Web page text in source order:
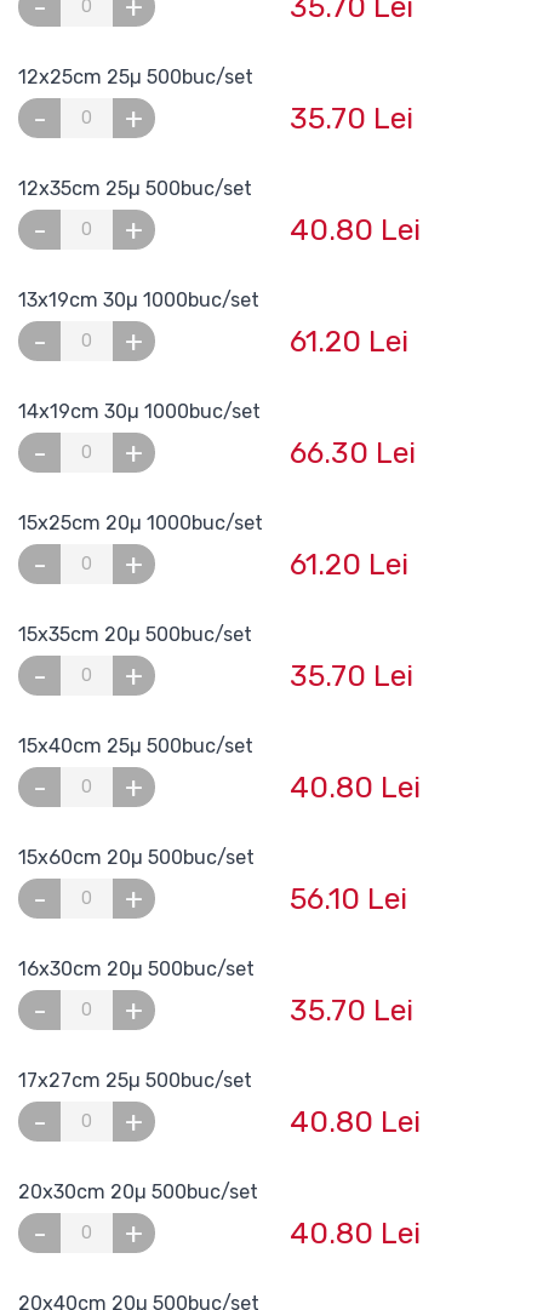
- + 35.70 Lei
12x25cm 25µ 500buc/set
- + 35.70 Lei
12x35cm 25µ 500buc/set
- + 40.80 Lei
13x19cm 30µ 1000buc/set
- + 61.20 Lei
14x19cm 30µ 1000buc/set
- + 66.30 Lei
15x25cm 20µ 1000buc/set
- + 61.20 Lei
15x35cm 20µ 500buc/set
- + 35.70 Lei
15x40cm 25µ 500buc/set
- + 40.80 Lei
15x60cm 20µ 500buc/set
- + 56.10 Lei
16x30cm 20µ 500buc/set
- + 35.70 Lei
17x27cm 25µ 500buc/set
- + 40.80 Lei
20x30cm 20µ 500buc/set
- + 40.80 Lei
20x40cm 20µ 500buc/set